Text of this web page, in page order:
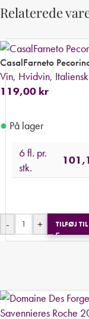
Relaterede
CasalFarneto
Vin, Hvidvin,
119,00 kr
● På lager
6 fl. pr.
stk.
- + TILFØJ